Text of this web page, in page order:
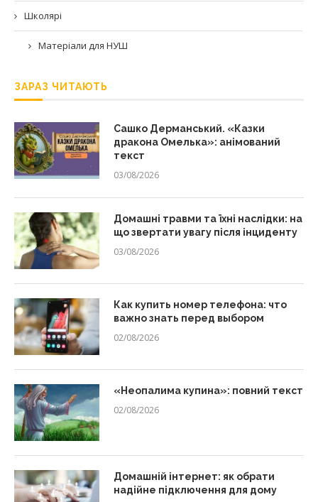
Школярі
Матеріали для НУШ
ЗАРАЗ ЧИТАЮТЬ
Сашко Дерманський. «Казки
дракона Омелька»: анімований
текст
03/08/2026
Домашні травми та їхні наслідки: на
що звертати увагу після інциденту
03/08/2026
Как купить номер телефона: что
важно знать перед выбором
02/08/2026
«Неопалима купина»: повний текст
02/08/2026
Домашній інтернет: як обрати
надійне підключення для дому